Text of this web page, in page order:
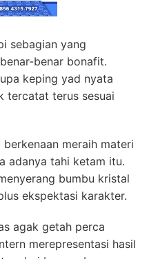
sebagian yang
benar bonafit.
keping yad nyata
tercatat terus sesuai
meraih materi
adanya tahi ketam itu.
bumbu kristal
ekspektasi karakter.
agak getah perca
merepresentasi hasil